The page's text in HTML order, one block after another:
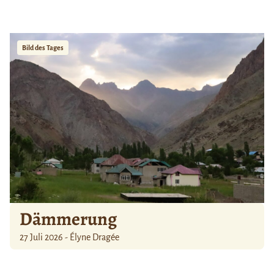
Bild des Tages
Dämmerung
27 Juli 2026 - Élyne Dragée